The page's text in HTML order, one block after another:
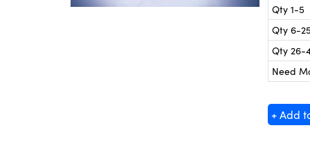
Qty 1-5
Qty 6-25
Qty 26-
Need
+ Add